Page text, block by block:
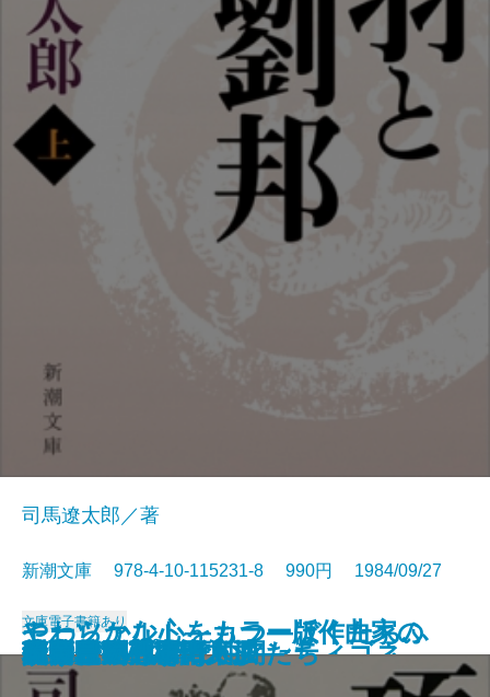
光る壁画
男の作法
モーツァルト―カラー版作曲家の
生涯―
やわらかな心をもつ―ぼくたちふ
たりの運・鈍・根―
エロチック街道
朝顔草紙
積木の箱〔上〕
積木の箱〔下〕
オイディプス王・アンティゴネ
項羽と劉邦〔上〕
司馬遼太郎／著
新潮文庫 978-4-10-115231-8 990円 1984/09/27
文庫電子書籍あり
項羽と劉邦〔中〕
項羽と劉邦〔下〕
孤剣 用心棒日月抄
私家版 日本語文法
ユタとふしぎな仲間たち
真田騒動―恩田木工―
同時代ゲーム
笑う月
遠い日の戦争
硫黄島に死す